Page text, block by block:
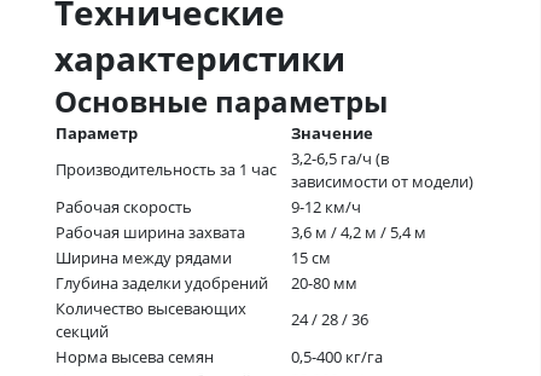
Технические
характеристики
Основные параметры
Параметр
Значение
Производительность за 1 час
3,2-6,5 га/ч (в
зависимости от модели)
Рабочая скорость
9-12 км/ч
Рабочая ширина захвата
3,6 м / 4,2 м / 5,4 м
Ширина между рядами
15 см
Глубина заделки удобрений
20-80 мм
Количество высевающих
секций
24 / 28 / 36
Норма высева семян
0,5-400 кг/га